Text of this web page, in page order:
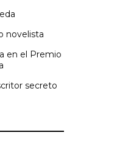
novelista
en el Premio
secreto